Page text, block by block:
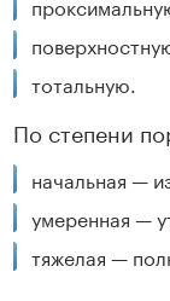
тотальную.
По степени
начальная —
умеренная —
тяжелая —